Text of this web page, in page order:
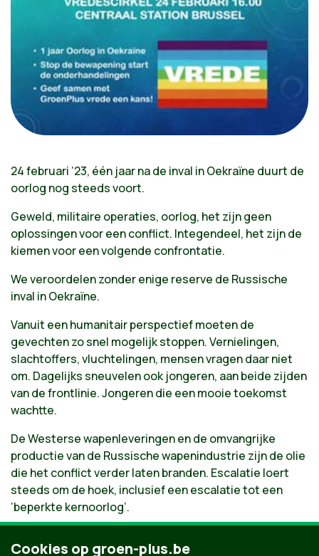
24 februari ’23, één jaar na de inval in Oekraïne duurt de
oorlog nog steeds voort.
Geweld, militaire operaties, oorlog, het zijn geen
oplossingen voor een conflict. Integendeel, het zijn de
kiemen voor een volgende confrontatie.
We veroordelen zonder enige reserve de Russische
inval in Oekraïne.
Vanuit een humanitair perspectief moeten de
gevechten zo snel mogelijk stoppen. Vernielingen,
slachtoffers, vluchtelingen, mensen vragen daar niet
om. Dagelijks sneuvelen ook jongeren, aan beide zijden
van de frontlinie. Jongeren die een mooie toekomst
wachtte.
De Westerse wapenleveringen en de omvangrijke
productie van de Russische wapenindustrie zijn de olie
die het conflict verder laten branden. Escalatie loert
steeds om de hoek, inclusief een escalatie tot een
‘beperkte kernoorlog’.
van de wapenleveringen. Beide partijen moeten
Cookies op groen-plus.be